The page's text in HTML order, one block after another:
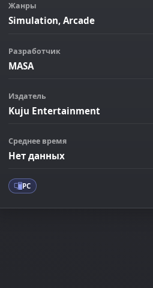
Жанры
Simulation, Arcade
Разработчик
MASA
Издатель
Kuju Entertainment
Среднее время
Нет данных
PC